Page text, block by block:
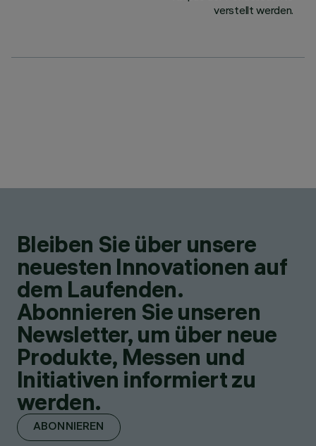
verstellt werden.
Bleiben Sie über unsere
neuesten Innovationen auf
dem Laufenden.
Abonnieren Sie unseren
Newsletter, um über neue
Produkte, Messen und
Initiativen informiert zu
werden.
ABONNIEREN